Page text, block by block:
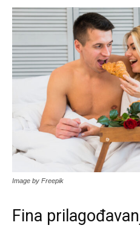
Image by Freepik
Fina